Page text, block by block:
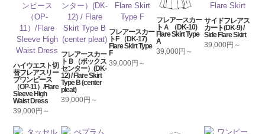
ハイウエスト切
替フレアスリー
ブワンピース
（OP-11）/Flare
Sleeve High
Waist Dress
39,000円～
フレアースカー
トＢ（ボックス
センター）(DK-
12) / Flare Skirt
Type B (center
pleat)
39,000円～
フレアースカー
トF （DK-17)
Flare Skirt Type
F
39,000円～
フレアースカー
トＡ （DK-10)
Flare Skirt Type
A
39,000円～
サイドフレアス
カート(DK-9) /
Side Flare Skirt
39,000円～